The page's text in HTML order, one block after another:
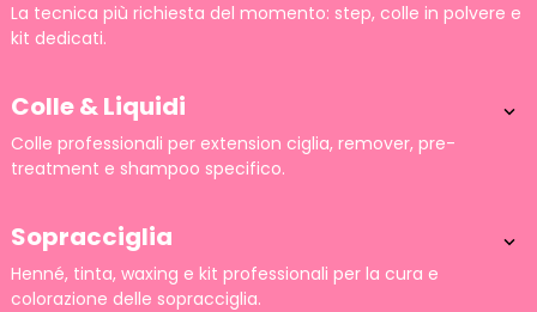
La tecnica più richiesta del momento: step, colle in polvere e
kit dedicati.
Colle & Liquidi 
Colle professionali per extension ciglia, remover, pre-
treatment e shampoo specifico.
Sopracciglia 
Henné, tinta, waxing e kit professionali per la cura e
colorazione delle sopracciglia.